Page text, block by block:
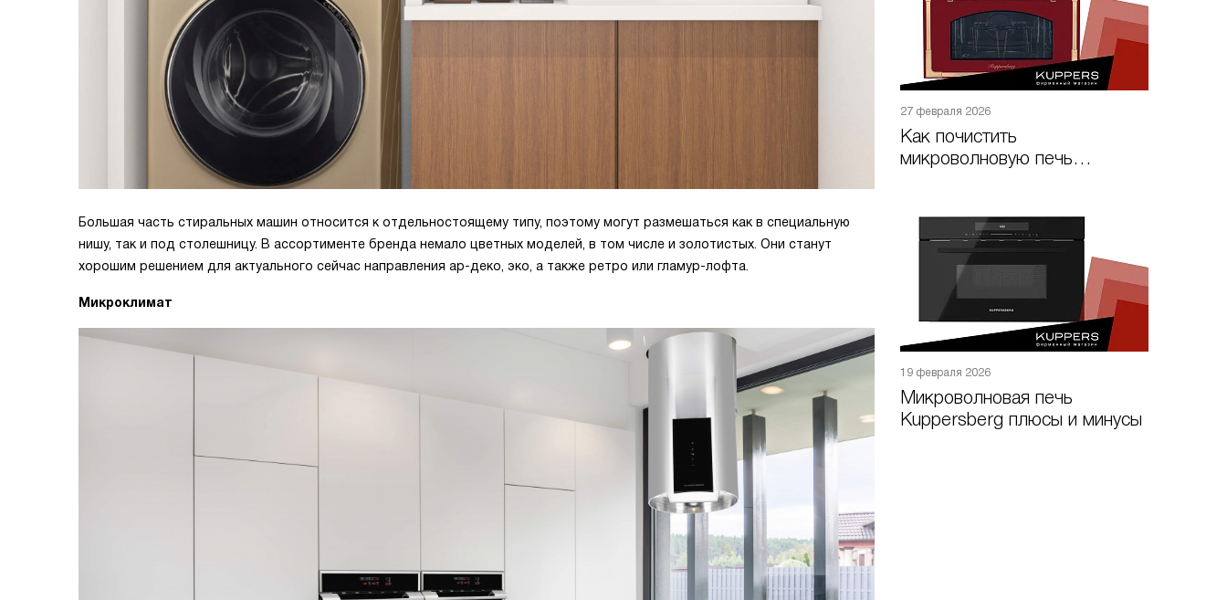
Большая часть стиральных машин относится к отдельностоящему типу, поэтому могут размешаться как в специальную
нишу, так и под столешницу. В ассортименте бренда немало цветных моделей, в том числе и золотистых. Они станут
хорошим решением для актуального сейчас направления ар-деко, эко, а также ретро или гламур-лофта.
Микроклимат
27 февраля 2026
Как почистить
микроволновую печь
19 февраля 2026
Микроволновая печь
Kuppersberg плюсы и минусы